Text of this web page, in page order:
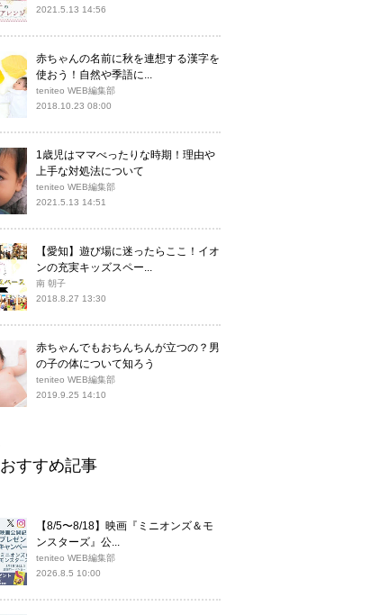
2021.5.13 14:56
赤ちゃんの名前に秋を連想する漢字を
使おう！自然や季語に...
teniteo WEB編集部
2018.10.23 08:00
1歳児はママべったりな時期！理由や
上手な対処法について
teniteo WEB編集部
2021.5.13 14:51
【愛知】遊び場に迷ったらここ！イオ
ンの充実キッズスペー...
南 朝子
2018.8.27 13:30
赤ちゃんでもおちんちんが立つの？男
の子の体について知ろう
teniteo WEB編集部
2019.9.25 14:10
おすすめ記事
【8/5〜8/18】映画『ミニオンズ＆モ
ンスターズ』公...
teniteo WEB編集部
2026.8.5 10:00